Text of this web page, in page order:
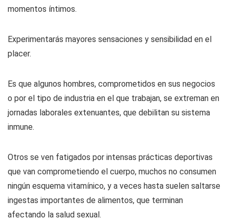
momentos íntimos.
Experimentarás mayores sensaciones y sensibilidad en el
placer.
Es que algunos hombres, comprometidos en sus negocios
o por el tipo de industria en el que trabajan, se extreman en
jornadas laborales extenuantes, que debilitan su sistema
inmune.
Otros se ven fatigados por intensas prácticas deportivas
que van comprometiendo el cuerpo, muchos no consumen
ningún esquema vitamínico, y a veces hasta suelen saltarse
ingestas importantes de alimentos, que terminan
afectando la salud sexual.